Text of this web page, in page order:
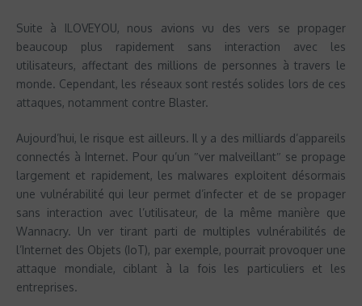
Suite à ILOVEYOU, nous avions vu des vers se propager
beaucoup plus rapidement sans interaction avec les
utilisateurs, affectant des millions de personnes à travers le
monde. Cependant, les réseaux sont restés solides lors de ces
attaques, notamment contre Blaster.
Aujourd’hui, le risque est ailleurs. Il y a des milliards d’appareils
connectés à Internet. Pour qu’un ″ver malveillant″ se propage
largement et rapidement, les malwares exploitent désormais
une vulnérabilité qui leur permet d’infecter et de se propager
sans interaction avec l’utilisateur, de la même manière que
Wannacry. Un ver tirant parti de multiples vulnérabilités de
l’Internet des Objets (IoT), par exemple, pourrait provoquer une
attaque mondiale, ciblant à la fois les particuliers et les
entreprises.